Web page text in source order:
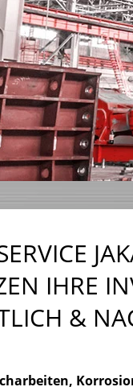
IHRE
&